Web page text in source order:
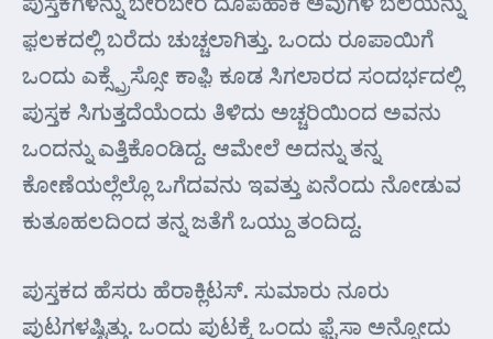
ಫ಼ಲಕದಲ್ಲಿ ಬರೆದು ಚುಚ್ಚಲಾಗಿತ್ತು. ಒಂದು ರೂಪಾಯಿಗೆ
ಒಂದು ಎಕ್ಸ್ಪ್ರೆಸ್ಸೋ ಕಾಫ಼ಿ ಕೂಡ ಸಿಗಲಾರದ ಸಂದರ್ಭದಲ್ಲಿ
ಪುಸ್ತಕ ಸಿಗುತ್ತದೆಯೆಂದು ತಿಳಿದು ಅಚ್ಚರಿಯಿಂದ ಅವನು
ಒಂದನ್ನು ಎತ್ತಿಕೊಂಡಿದ್ದ. ಆಮೇಲೆ ಅದನ್ನು ತನ್ನ
ಕೋಣೆಯಲ್ಲೆಲ್ಲೊ ಒಗೆದವನು ಇವತ್ತು ಏನೆಂದು ನೋಡುವ
ಕುತೂಹಲದಿಂದ ತನ್ನ ಜತೆಗೆ ಒಯ್ದು ತಂದಿದ್ದ.
ಪುಸ್ತಕದ ಹೆಸರು ಹೆರಾಕ್ಲಿಟಸ್. ಸುಮಾರು ನೂರು
ಪುಟಗಳಷ್ಟಿತ್ತು. ಒಂದು ಪುಟಕ್ಕೆ ಒಂದು ಫ಼ೈಸಾ ಅನ್ನೋದು